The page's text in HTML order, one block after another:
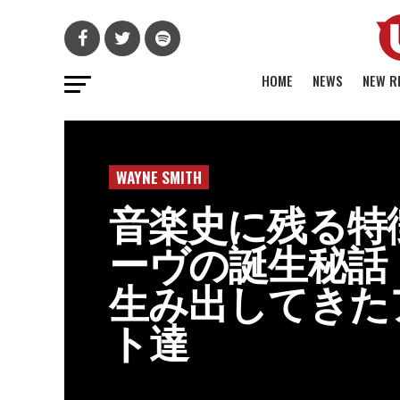
HOME NEWS NEW
WAYNE SMITH
音楽史に残る
ーヴの誕生秘
生み出してき
ト達